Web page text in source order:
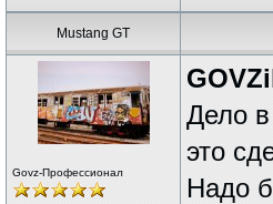
Mustang GT
Govz-Профессионал
Дело
это
Надо